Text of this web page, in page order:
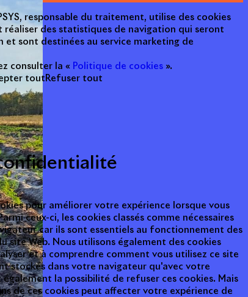
responsable du traitement, utilise des cookies
réaliser des statistiques de navigation qui seront
et sont destinées au service marketing de
consulter la « Politique de cookies ».
toutRefuser tout
pour améliorer votre expérience lorsque vous
ceux-ci, les cookies classés comme nécessaires
car ils sont essentiels au fonctionnement des
site Web. Nous utilisons également des cookies
et à comprendre comment vous utilisez ce site
stockés dans votre navigateur qu'avec votre
également la possibilité de refuser ces cookies. Mais
de ces cookies peut affecter votre expérience de